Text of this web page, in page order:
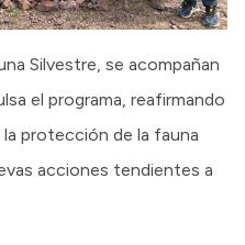
Silvestre, se acompañan
el programa, reafirmando
protección de la fauna
acciones tendientes a